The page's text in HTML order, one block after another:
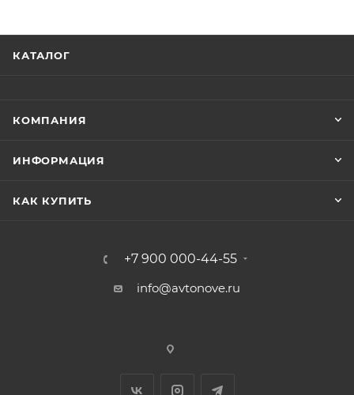
КАТАЛОГ
КОМПАНИЯ
ИНФОРМАЦИЯ
КАК КУПИТЬ
+7 900 000-44-55
info@avtonove.ru